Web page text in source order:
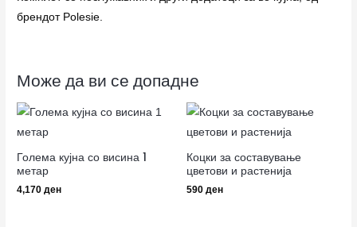
брендот Polesie.
Може да ви се допадне
Голема кујна со висина 1
метар
4,170ден
Коцки за составување
цветови и растенија
590 ден